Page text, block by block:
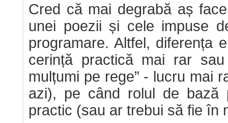
Cred că mai degrabă aș
unei poezii și cele impuse
programare. Altfel, diferența
cerință practică mai rar
mulțumi pe rege” - lucru mai
azi), pe când rolul de bază
practic (sau ar trebui să fie în